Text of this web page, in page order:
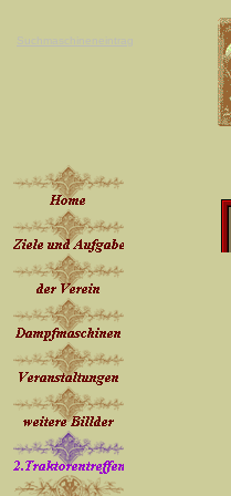
Suchmaschineneintrag